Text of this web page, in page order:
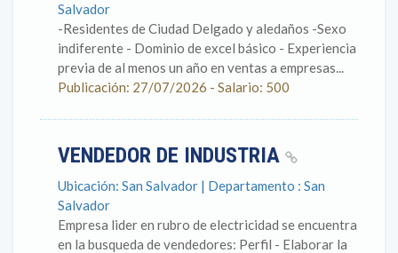
Salvador
-Residentes de Ciudad Delgado y aledaños -Sexo
indiferente - Dominio de excel básico - Experiencia
previa de al menos un año en ventas a empresas...
Publicación: 27/07/2026 - Salario: 500
VENDEDOR DE INDUSTRIA
Ubicación: San Salvador | Departamento : San
Salvador
Empresa lider en rubro de electricidad se encuentra
en la busqueda de vendedores: Perfil - Elaborar la